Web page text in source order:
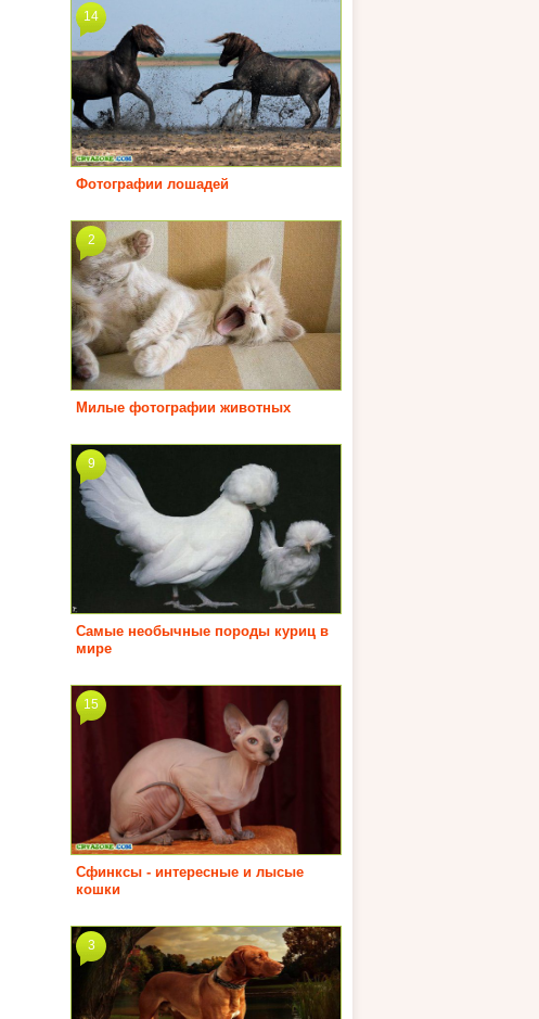
Фотографии лошадей
14
Милые фотографии животных
2
Самые необычные породы куриц в
мире
9
Сфинксы - интересные и лысые
кошки
15
3